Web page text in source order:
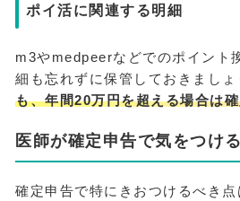
ポイ活に関連する明細
m3やmedpeerなどでのポイント
細も忘れずに保管しておきましょ
も、年間20万円を超える場合は
医師が確定申告で気をつけ
確定申告で特にきおつけるべき点